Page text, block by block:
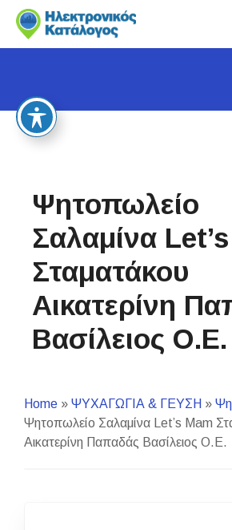
i
Ψητοπωλείο
Σαλαμίνα
Σταματάκου
Αικατερίνη
Βασίλειος Ο.Ε.
Home » ΨΥΧΑΓΩΓΙΑ & ΓΕΥΣΗ »
Ψητοπωλείο Σαλαμίνα Let’s Mam
Αικατερίνη Παπαδάς Βασίλειος Ο.Ε.